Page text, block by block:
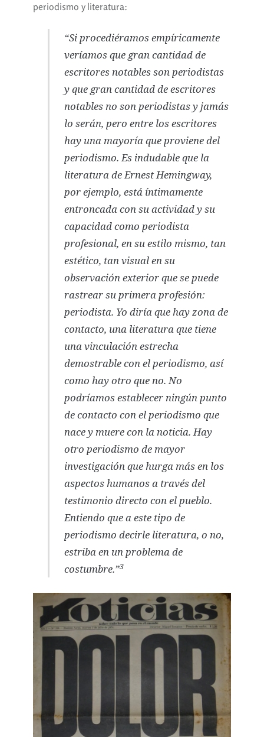
periodismo y literatura:
“Si procediéramos empíricamente
veríamos que gran cantidad de
escritores notables son periodistas
y que gran cantidad de escritores
notables no son periodistas y jamás
lo serán, pero entre los escritores
hay una mayoría que proviene del
periodismo. Es indudable que la
literatura de Ernest Hemingway,
por ejemplo, está íntimamente
entroncada con su actividad y su
capacidad como periodista
profesional, en su estilo mismo, tan
estético, tan visual en su
observación exterior que se puede
rastrear su primera profesión:
periodista. Yo diría que hay zona de
contacto, una literatura que tiene
una vinculación estrecha
demostrable con el periodismo, así
como hay otro que no. No
podríamos establecer ningún punto
de contacto con el periodismo que
nace y muere con la noticia. Hay
otro periodismo de mayor
investigación que hurga más en los
aspectos humanos a través del
testimonio directo con el pueblo.
Entiendo que a este tipo de
periodismo decirle literatura, o no,
estriba en un problema de
costumbre.”3